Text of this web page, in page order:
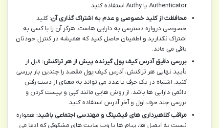
Authenticator یا Authy استفاده کنید.
محافظت از کلید خصوصی و عدم به اشتراک گذاری آن: کلید
خصوصی دروازه دسترسی به دارایی هاست. هرگز آن را با کسی به
اشتراک نگذارید و اطمینان حاصل کنید که همیشه در کنترل خودتان
باقی می ماند.
بررسی دقیق آدرس کیف پول گیرنده پیش از هر تراکنش: قبل از
تأیید نهایی هر تراکنش، آدرس کیف پول مقصد را چندین بار بررسی
کنید. اشتباه در یک حرف یا عدد می تواند به معنای از دست رفتن
دائمی دارایی ها باشد. از روش هایی مانند کپی و پیست کردن و
بررسی چند حرف اول و آخر آدرس استفاده کنید.
مراقب کلاهبرداری های فیشینگ و مهندسی اجتماعی باشید: همواره
نسبت به ایمیل ها، پیام ها یا وب سایت های مشکوکی که ادعا می